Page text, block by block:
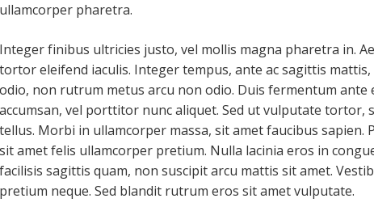
ullamcorper pharetra.
Integer finibus ultricies justo, vel mollis magna pharetra in.
tortor eleifend iaculis. Integer tempus, ante ac sagittis
odio, non rutrum metus arcu non odio. Duis fermentum ante
accumsan, vel porttitor nunc aliquet. Sed ut vulputate tortor,
tellus. Morbi in ullamcorper massa, sit amet faucibus sapien.
sit amet felis ullamcorper pretium. Nulla lacinia eros in
facilisis sagittis quam, non suscipit arcu mattis sit amet.
pretium neque. Sed blandit rutrum eros sit amet vulputate.